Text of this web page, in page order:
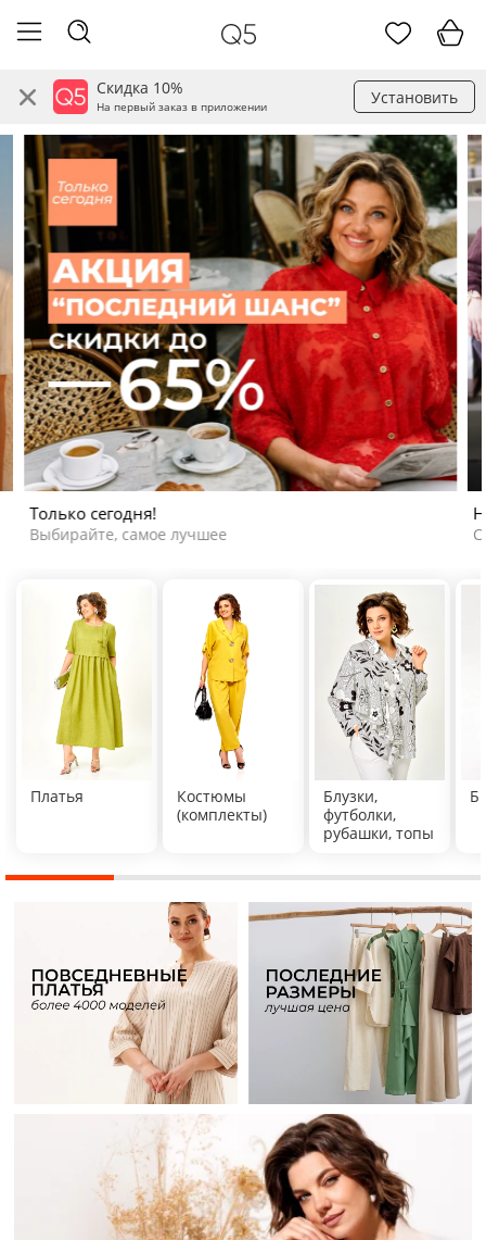
Скидка 10%
На первый заказ в приложении Установить
Только сегодня!
Выбирайте, самое лучшее
Платья
Костюмы
(комплекты)
Блузки,
футболки,
рубашки, топы